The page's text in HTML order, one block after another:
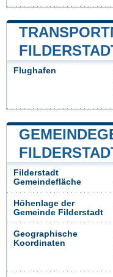
Flughafen
Filderstadt
Gemeindefläche
Höhenlage der
Gemeinde Filderstadt
Geographische
Koordinaten